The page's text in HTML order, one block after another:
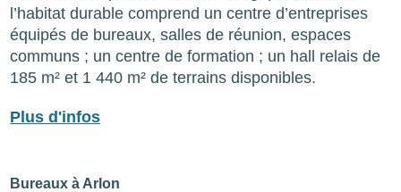
l’habitat durable comprend un centre d’entreprises
équipés de bureaux, salles de réunion, espaces
communs ; un centre de formation ; un hall relais de
185 m² et 1 440 m² de terrains disponibles.
Plus d'infos
Bureaux à Arlon